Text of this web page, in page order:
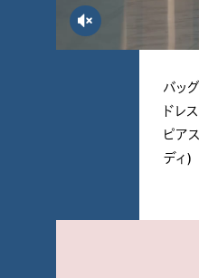
volume-mute
バッ
ドレ
ピア
ディ)